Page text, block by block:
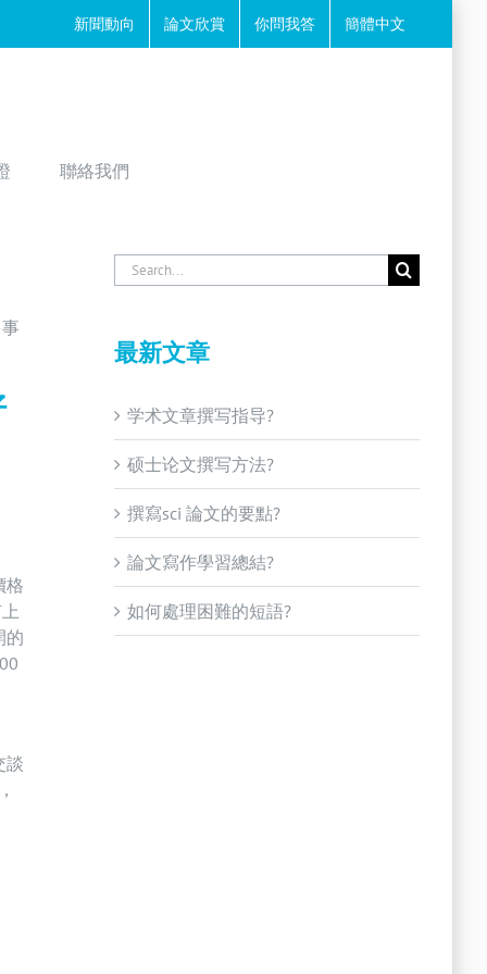
新聞動向 論文欣賞 你問我答 簡體中文
聯絡我們
格
的
談
Search
for:
最新文章
学术文章撰写指导?
硕士论文撰写方法?
撰寫sci 論文的要點?
論文寫作學習總結?
如何處理困難的短語?